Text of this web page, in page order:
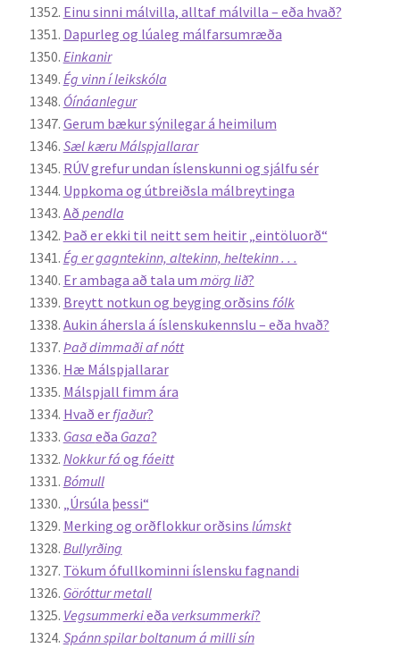
Einu sinni málvilla, alltaf málvilla – eða hvað?
Dapurleg og lúaleg málfarsumræða
Einkanir
Ég vinn í leikskóla
Óínáanlegur
Gerum bækur sýnilegar á heimilum
Sæl kæru Málspjallarar
RÚV grefur undan íslenskunni og sjálfu sér
Uppkoma og útbreiðsla málbreytinga
Að pendla
Það er ekki til neitt sem heitir „eintöluorð“
Ég er gagntekinn, altekinn, heltekinn . . .
Er ambaga að tala um mörg lið?
Breytt notkun og beyging orðsins fólk
Aukin áhersla á íslenskukennslu – eða hvað?
Það dimmaði af nótt
Hæ Málspjallarar
Málspjall fimm ára
Hvað erfjaður?
Gasa eða Gaza?
Nokkur fá og fáeitt
Bómull
„Úrsúla þessi“
Merking og orðflokkur orðsins lúmskt
Bullyrðing
Tökum ófullkominni íslensku fagnandi
Göróttur metall
Vegsummerkieða verksummerki?
Spánn spilar boltanum á milli sín